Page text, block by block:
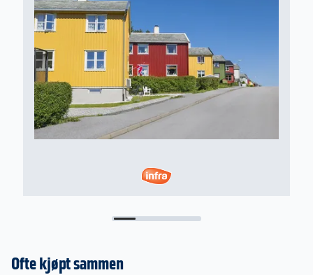
Ofte kjøpt sammen